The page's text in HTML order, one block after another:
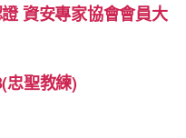
資安專家協會會員大
忠聖教練)